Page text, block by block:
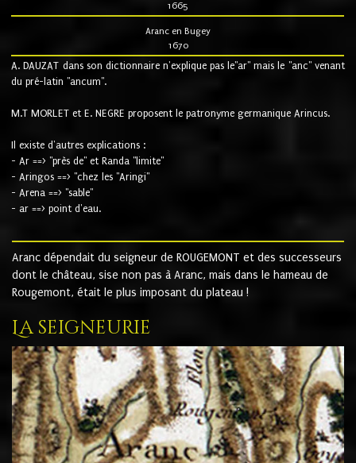
1665
Aranc en Bugey
1670
A. DAUZAT dans son dictionnaire n'explique pas le"ar" mais le "anc" venant
du pré-latin "ancum".
M.T MORLET et E. NEGRE proposent le patronyme germanique Arincus.
Il existe d'autres explications :
- Ar ==> "près de" et Randa "limite"
- Aringos ==> "chez les "Aringi"
- Arena ==> "sable"
- ar ==> point d'eau.
Aranc dépendait du seigneur de ROUGEMONT et des successeurs
dont le château, sise non pas à Aranc, mais dans le hameau de
Rougemont, était le plus imposant du plateau !
La seigneurie